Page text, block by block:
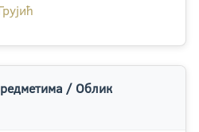
/ Облик